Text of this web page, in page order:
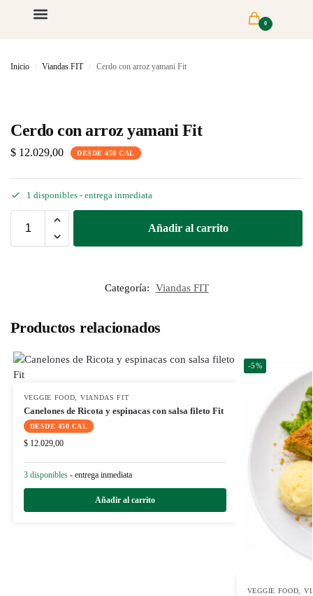
0
Inicio / Viandas FIT / Cerdo con arroz yamani Fit
Cerdo con arroz yamani Fit
DESDE 450 CAL
$ 12.029,00
1 disponibles - entrega inmediata
Añadir al carrito
Categoría: Viandas FIT
Productos relacionados
VEGGIE FOOD VIANDAS FIT
Canelones de Ricota y espinacas con salsa fileto Fit
DESDE 450 CAL
$12.029,00
3 disponibles- entrega inmediata
Añadir al carrito
-5%
VEGGIE FOOD